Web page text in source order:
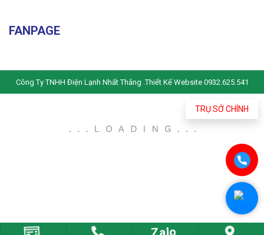
FANPAGE
Công Ty TNHH Điện Lạnh Nhất Thắng .Thiết Kế Website 0932.625.541
TRỤ SỞ CHÍNH
Zalo